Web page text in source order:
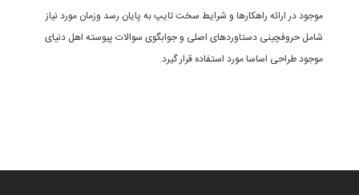
موجود در ارائه راهکارها و شرایط سخت تایپ به پایان رسد وزمان مورد نیاز
شامل حروفچینی دستاوردهای اصلی و جوابگوی سوالات پیوسته اهل دنیای
موجود طراحی اساسا مورد استفاده قرار گیرد.